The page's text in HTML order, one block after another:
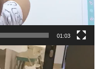
01:03